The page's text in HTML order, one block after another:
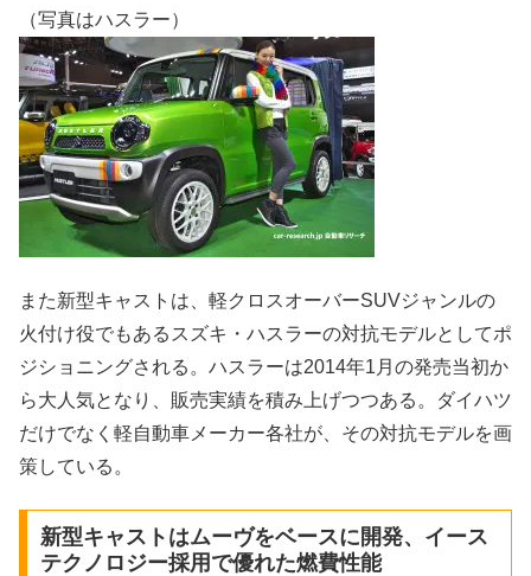
（写真はハスラー）
また新型キャストは、軽クロスオーバーSUVジャンルの
火付け役でもあるスズキ・ハスラーの対抗モデルとしてポ
ジショニングされる。ハスラーは2014年1月の発売当初か
ら大人気となり、販売実績を積み上げつつある。ダイハツ
だけでなく軽自動車メーカー各社が、その対抗モデルを画
策している。
新型キャストはムーヴをベースに開発、イース
テクノロジー採用で優れた燃費性能